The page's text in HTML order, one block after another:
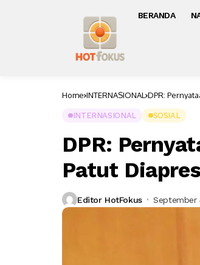
BERANDA
Home INTERNASIONAL DPR:
INTERNASIONAL SOSIAL
DPR:
Patut
Editor HotFokus September